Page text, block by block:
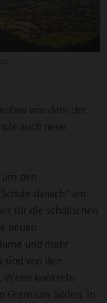
wie dem der
auch neue
den
danach“ am
für die schulischen
neuen
und mehr
sind von den
Wenn konkrete
Gremium bilden, in